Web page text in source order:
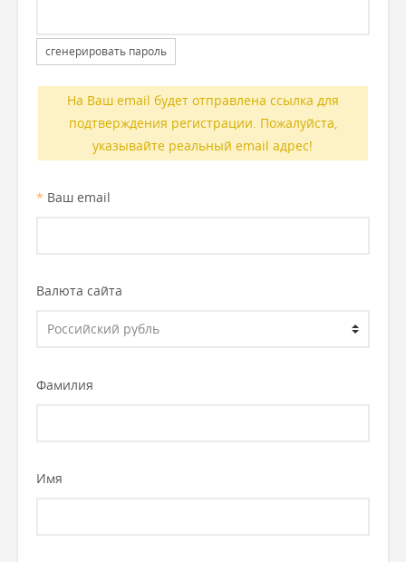
сгенерировать пароль
На Ваш email будет отправлена ссылка для
подтверждения регистрации. Пожалуйста,
указывайте реальный email адрес!
* Ваш email
Валюта сайта
Фамилия
Имя